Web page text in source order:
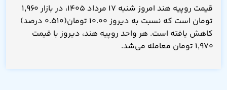
قیمت روپیه هند امروز شنبه ۱۷ مرداد ۱۴۰۵، در بازار ۱,۹۶۰
تومان است که نسبت به دیروز ۱۰.۰۰ تومان(۰.۵۱۰ درصد)
کاهش یافته است. هر واحد روپیه هند، دیروز با قیمت
۱,۹۷۰ تومان معامله می‌شد.